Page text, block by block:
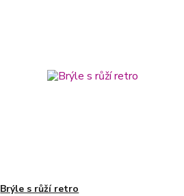
Brýle s růží retro